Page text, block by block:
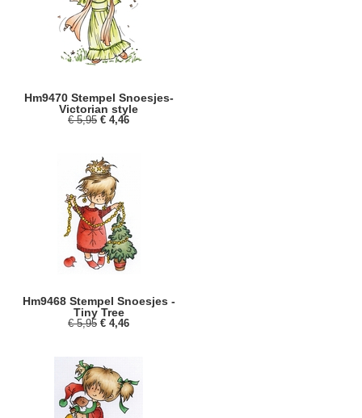
Hm9470 Stempel Snoesjes-
Victorian style
€ 5,95 € 4,46
Hm9468 Stempel Snoesjes -
Tiny Tree
€ 5,95 € 4,46